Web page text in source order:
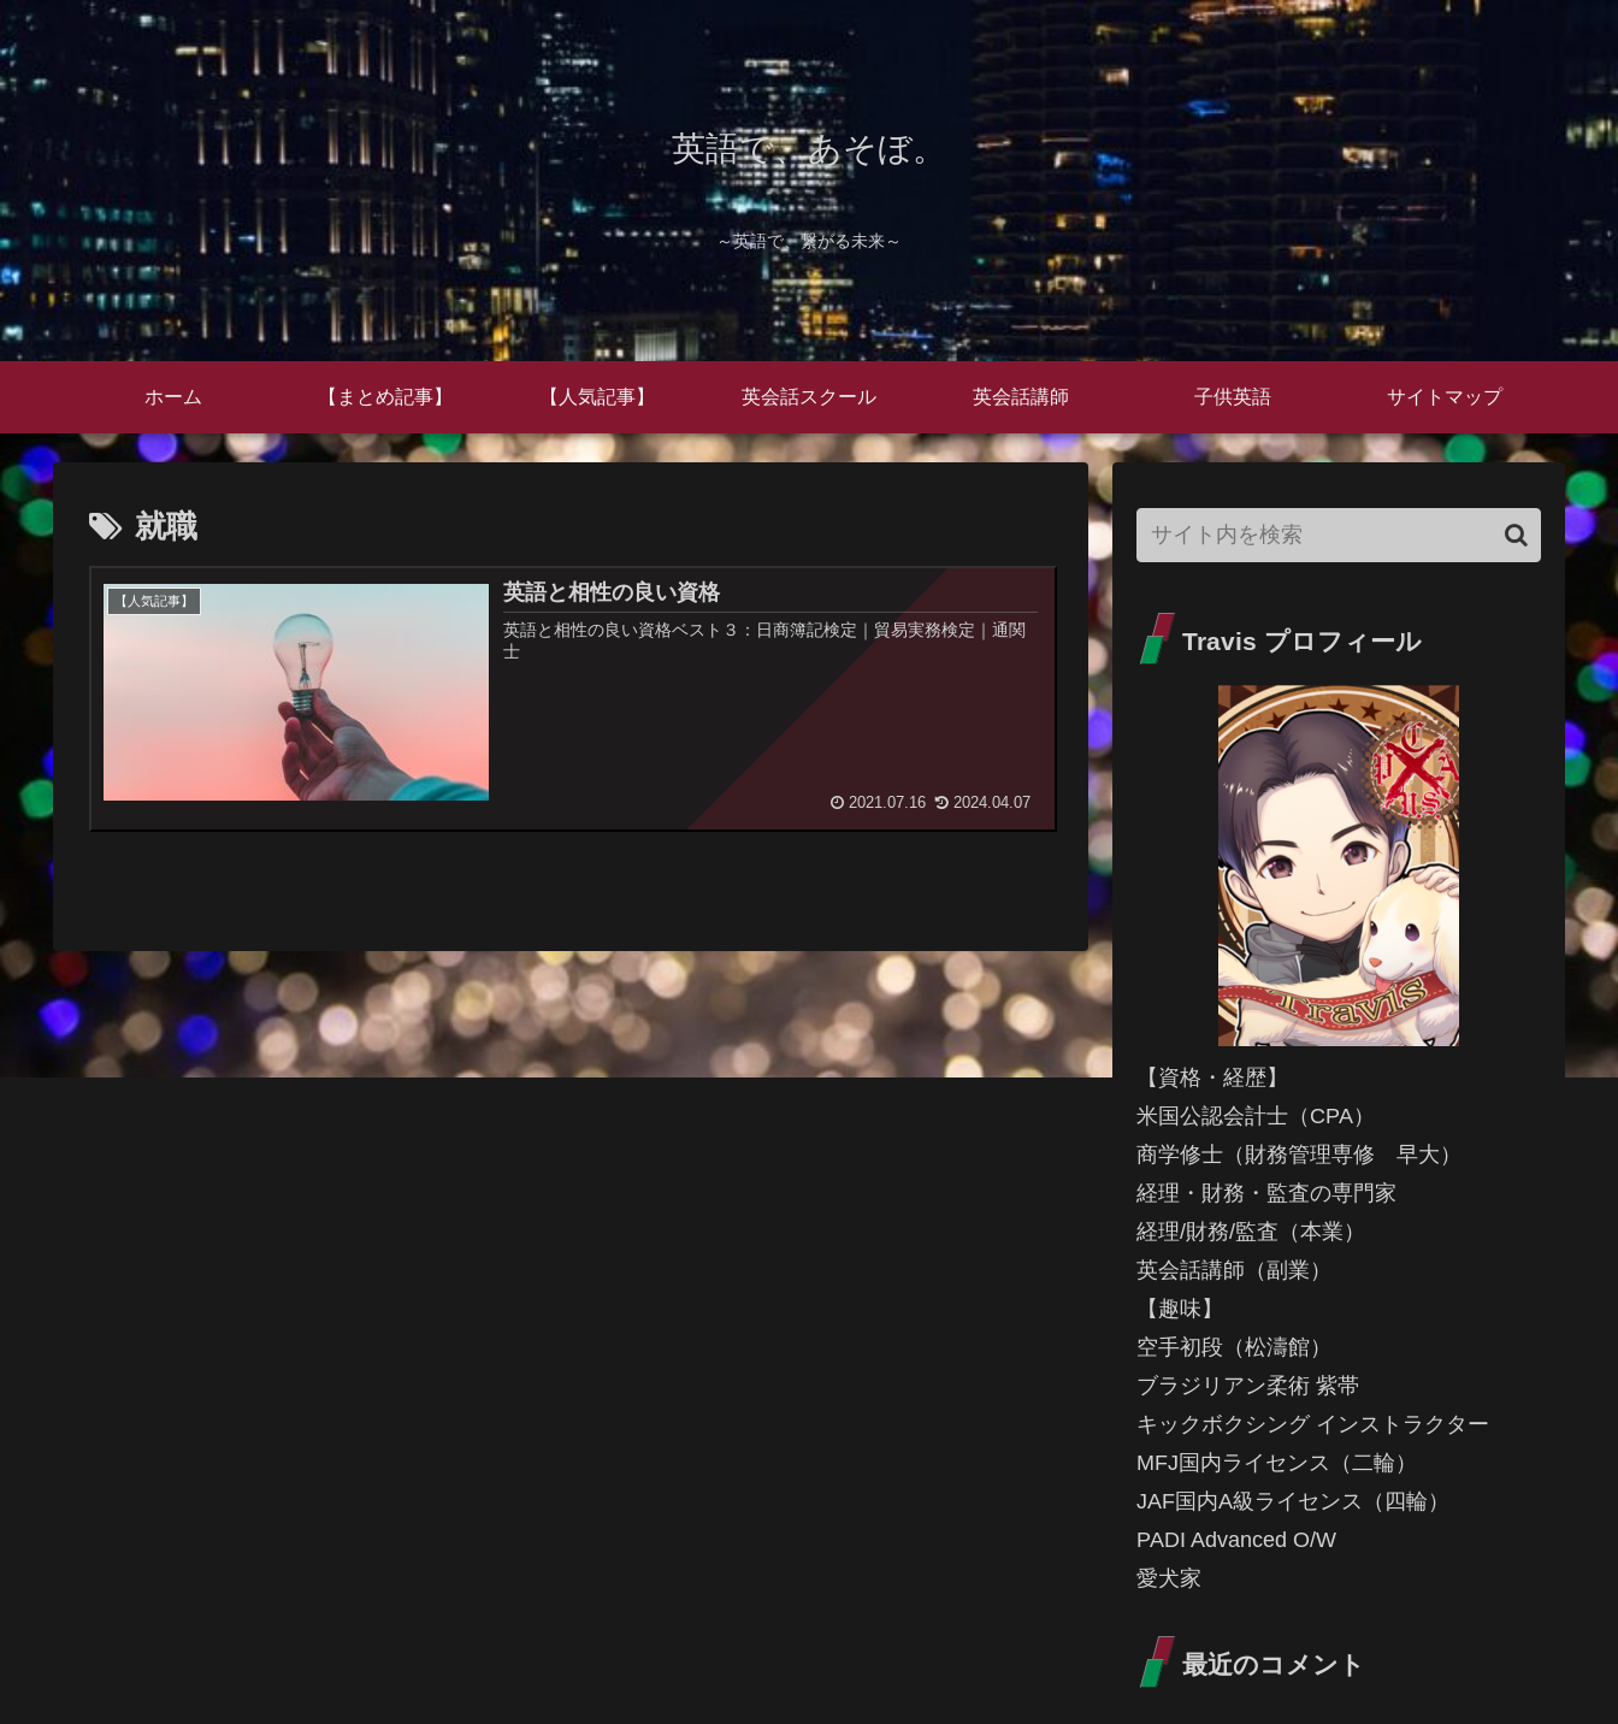
英語で、あそぼ。
～英語で、繋がる未来～
ホーム 【まとめ記事】 【人気記事】 英会話スクール 英会話講師 子供英語 サイトマップ
就職
【人気記事】 英語と相性の良い資格
英語と相性の良い資格ベスト３：日商簿記検定｜貿易実務検定｜通関
士
2021.07.16 2024.04.07
Travis プロフィール
【資格・経歴】
米国公認会計士（CPA）
商学修士（財務管理専修 早大）
経理・財務・監査の専門家
経理/財務/監査（本業）
英会話講師（副業）
【趣味】
空手初段（松濤館）
ブラジリアン柔術 紫帯
キックボクシング インストラクター
MFJ国内ライセンス（二輪）
JAF国内A級ライセンス（四輪）
PADI Advanced O/W
愛犬家
最近のコメント